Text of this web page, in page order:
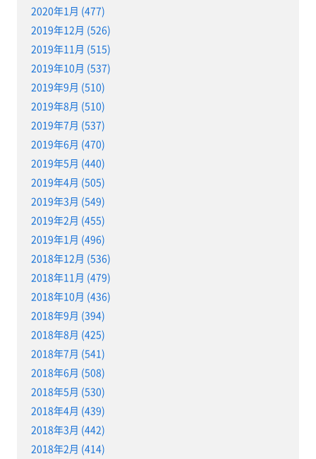
2020年1月 (477)
2019年12月 (526)
2019年11月 (515)
2019年10月 (537)
2019年9月 (510)
2019年8月 (510)
2019年7月 (537)
2019年6月 (470)
2019年5月 (440)
2019年4月 (505)
2019年3月 (549)
2019年2月 (455)
2019年1月 (496)
2018年12月 (536)
2018年11月 (479)
2018年10月 (436)
2018年9月 (394)
2018年8月 (425)
2018年7月 (541)
2018年6月 (508)
2018年5月 (530)
2018年4月 (439)
2018年3月 (442)
2018年2月 (414)